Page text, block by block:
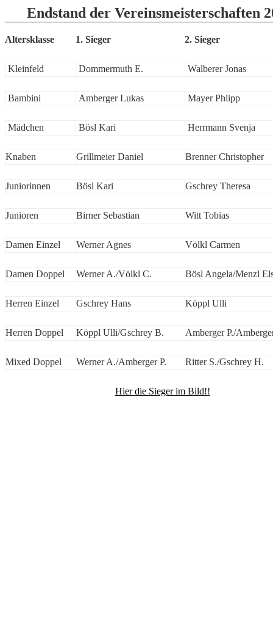
Endstand der Vereinsmeisterschaften
Altersklasse 1. Sieger 2. Sieger
Kleinfeld Dommermuth E. Walberer Jonas
Bambini Amberger Lukas Mayer Phlipp
Mädchen Bösl Kari Herrmann Svenja
Knaben Grillmeier Daniel Brenner Christopher
Juniorinnen Bösl Kari Gschrey Theresa
Junioren Birner Sebastian Witt Tobias
Damen Einzel Werner Agnes Völkl Carmen
Damen Doppel Werner A./Völkl C. Bösl Angela/Menzl
Herren Einzel Gschrey Hans Köppl Ulli
Herren Doppel Köppl Ulli/Gschrey B. Amberger P./
Mixed Doppel Werner A./Amberger P. Ritter S./Gschrey H.
Hier die Sieger im Bild!!